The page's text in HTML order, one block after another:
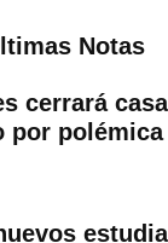
Notas
cerrará
por